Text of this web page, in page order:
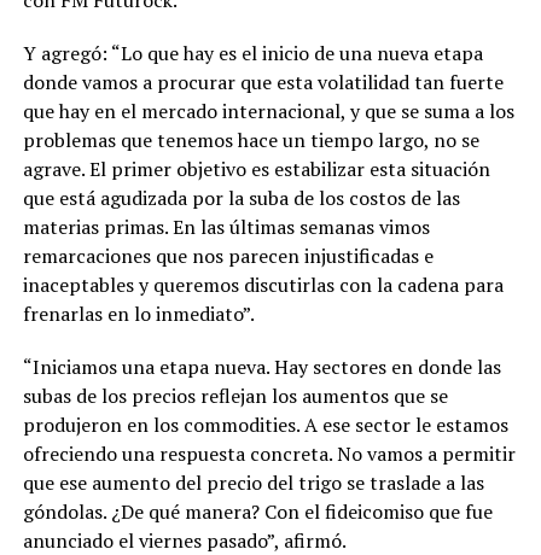
Y agregó: “Lo que hay es el inicio de una nueva etapa
donde vamos a procurar que esta volatilidad tan fuerte
que hay en el mercado internacional, y que se suma a los
problemas que tenemos hace un tiempo largo, no se
agrave. El primer objetivo es estabilizar esta situación
que está agudizada por la suba de los costos de las
materias primas. En las últimas semanas vimos
remarcaciones que nos parecen injustificadas e
inaceptables y queremos discutirlas con la cadena para
frenarlas en lo inmediato”.
“Iniciamos una etapa nueva. Hay sectores en donde las
subas de los precios reflejan los aumentos que se
produjeron en los commodities. A ese sector le estamos
ofreciendo una respuesta concreta. No vamos a permitir
que ese aumento del precio del trigo se traslade a las
góndolas. ¿De qué manera? Con el fideicomiso que fue
anunciado el viernes pasado”, afirmó.